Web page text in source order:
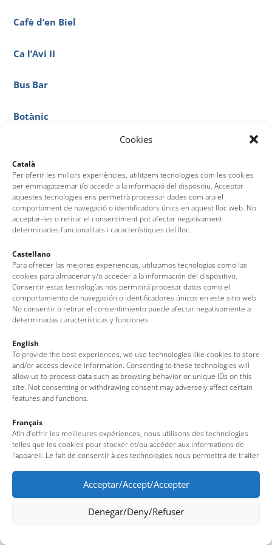
Cookies
Català
Per oferir les millors experiències, utilitzem tecnologies com les cookies
per emmagatzemar i/o accedir a la informació del dispositiu. Acceptar
aquestes tecnologies ens permetrà processar dades com ara el
comportament de navegació o identificadors únics en aquest lloc web. No
acceptar-les o retirar el consentiment pot afectar negativament
determinades funcionalitats i característiques del lloc.
Castellano
Para ofrecer las mejores experiencias, utilizamos tecnologías como las
cookies para almacenar y/o acceder a la información del dispositivo.
Consentir estas tecnologías nos permitirá procesar datos como el
comportamiento de navegación o identificadores únicos en este sitio web.
No consentir o retirar el consentimiento puede afectar negativamente a
determinadas características y funciones.
English
To provide the best experiences, we use technologies like cookies to store
and/or access device information. Consenting to these technologies will
allow us to process data such as browsing behavior or unique IDs on this
site. Not consenting or withdrawing consent may adversely affect certain
features and functions.
Français
Afin d’offrir les meilleures expériences, nous utilisons des technologies
telles que les cookies pour stocker et/ou accéder aux informations de
l’appareil. Le fait de consentir à ces technologies nous permettra de traiter
uniques sur ce site. Le fait de ne pas consentir ou de retirer son
consentement peut avoir un effet négatif sur certaines fonctionnalités et
caractéristiques du site.
Acceptar/Accept/Accepter
Denegar/Deny/Refuser
Cafè d’en Biel
Ca l’Avi II
Bus Bar
Botànic
1 … 3 4 5 6